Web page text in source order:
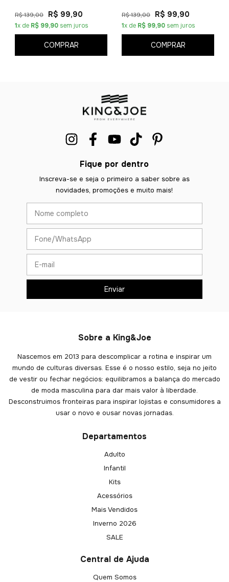
R$ 139,00 R$ 99,90
1x de R$ 99,90 sem juros
COMPRAR
R$ 139,00 R$ 99,90
1x de R$ 99,90 sem juros
COMPRAR
Fique por dentro
Inscreva-se e seja o primeiro a saber sobre as
novidades, promoções e muito mais!
Sobre a King&Joe
Nascemos em 2013 para descomplicar a rotina e inspirar um
mundo de culturas diversas. Esse é o nosso estilo, seja no jeito
de vestir ou fechar negócios: equilibramos a balança do mercado
de moda masculina para dar mais valor à liberdade.
Desconstruimos fronteiras para inspirar lojistas e consumidores a
usar o novo e ousar novas jornadas.
Departamentos
Adulto
Infantil
Kits
Acessórios
Mais Vendidos
Inverno 2026
SALE
Central de Ajuda
Quem Somos